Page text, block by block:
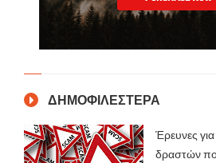
ΔΗΜΟΦΙΛΕΣΤΕΡΑ
Έρευνες
δραστών